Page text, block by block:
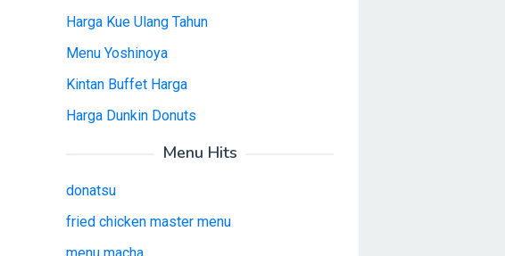
Harga Kue Ulang Tahun
Menu Yoshinoya
Kintan Buffet Harga
Harga Dunkin Donuts
Menu Hits
donatsu
fried chicken master menu